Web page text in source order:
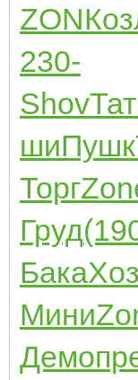
ZON
230-
Shov
шиПушк
Торг
Груд
Бака
Мини
Демо